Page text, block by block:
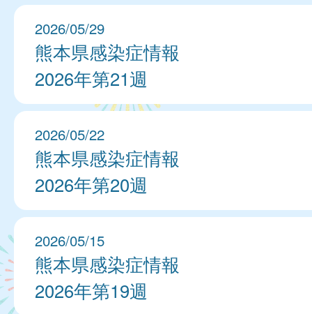
2026/05/29
熊本県感染症情報
2026年第21週
2026/05/22
熊本県感染症情報
2026年第20週
2026/05/15
熊本県感染症情報
2026年第19週